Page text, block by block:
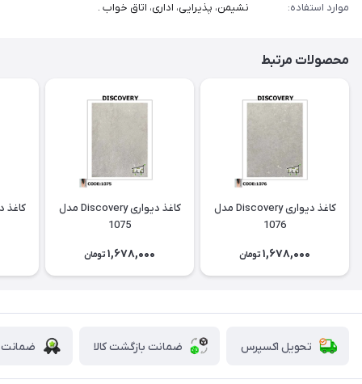
موارد استفاده: نشیمن، پذیرایی، اداری، اتاق خواب .
محصولات مرتبط
کاغذ دیواری Discovery مدل
1076
1,678,000 تومان
کاغذ دیواری Discovery مدل
1075
1,678,000 تومان
تحویل اکسپرس ضمانت بازگشت کالا ضمانت